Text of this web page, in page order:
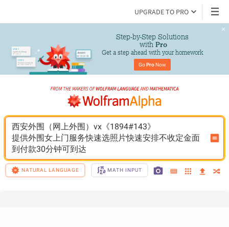
UPGRADE TO PRO
Step-by-Step Solutions
with Pro
Get a step ahead with your homework
Go Pro Now
西安外围（网上外围）vx《1894#143》
提供外围女上门服务快速选照片快速安排不收定金面
到付款30分钟可到达
NATURAL LANGUAGE MATH INPUT